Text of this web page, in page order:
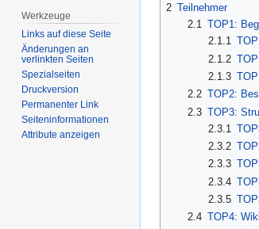
2 Teilnehmer
2.1 TOP1:
2.1.1
2.1.2
2.1.3
2.2 TOP2:
2.3 TOP3:
2.3.1
2.3.2
2.3.3
2.3.4
2.3.5
2.4 TOP4: Wiki
Werkzeuge
Links auf diese Seite
Änderungen an
verlinkten Seiten
Spezialseiten
Druckversion
Permanenter Link
Seiten­­informationen
Attribute anzeigen